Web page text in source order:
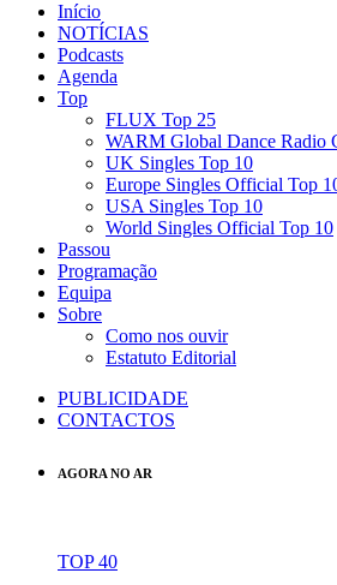
Início
NOTÍCIAS
Podcasts
Agenda
Top
FLUX Top 25
WARM Global Dance Radio
UK Singles Top 10
Europe Singles Official Top
USA Singles Top 10
World Singles Official Top 10
Passou
Programação
Equipa
Sobre
Como nos ouvir
Estatuto Editorial
PUBLICIDADE
CONTACTOS
AGORA NO AR
TOP 40